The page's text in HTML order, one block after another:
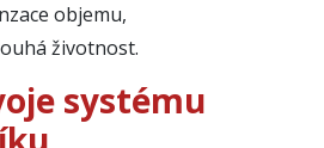
objemu,
životnost.
systému